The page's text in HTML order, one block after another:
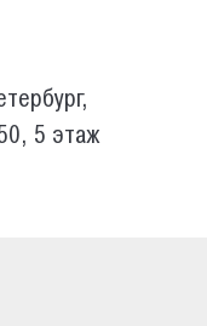
5 этаж